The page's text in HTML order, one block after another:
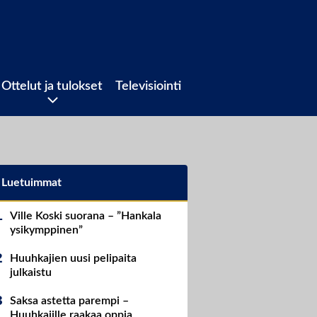
Ottelut ja tulokset Televisiointi
Luetuimmat
Ville Koski suorana – ”Hankala
ysikymppinen”
Huuhkajien uusi pelipaita
julkaistu
Saksa astetta parempi –